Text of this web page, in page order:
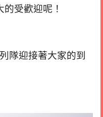
受歡迎呢！
隊迎接著大家的到